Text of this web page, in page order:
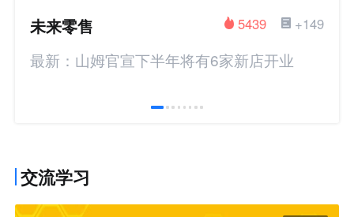
未来零售 +149
5439
最新：山姆官宣下半年将有6家新店开业
交流学习